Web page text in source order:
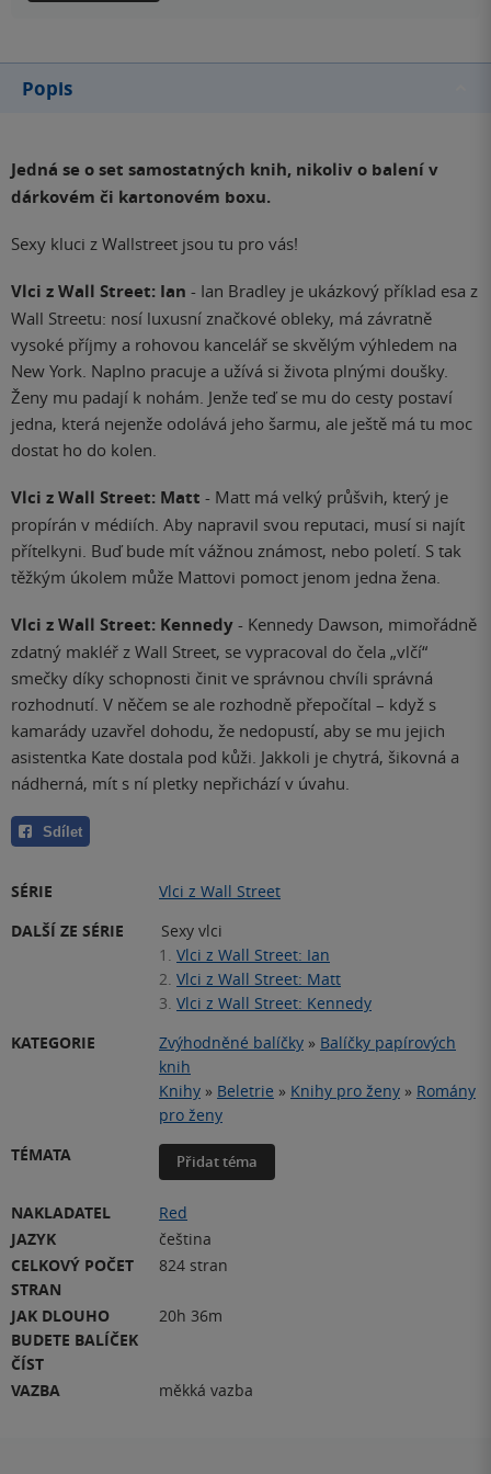
Popis
Jedná se o set samostatných knih, nikoliv o balení v
dárkovém či kartonovém boxu.
Sexy kluci z Wallstreet jsou tu pro vás!
Vlci z Wall Street: Ian - Ian Bradley je ukázkový příklad esa z
Wall Streetu: nosí luxusní značkové obleky, má závratně
vysoké příjmy a rohovou kancelář se skvělým výhledem na
New York. Naplno pracuje a užívá si života plnými doušky.
Ženy mu padají k nohám. Jenže teď se mu do cesty postaví
jedna, která nejenže odolává jeho šarmu, ale ještě má tu moc
dostat ho do kolen.
Vlci z Wall Street: Matt - Matt má velký průšvih, který je
propírán v médiích. Aby napravil svou reputaci, musí si najít
přítelkyni. Buď bude mít vážnou známost, nebo poletí. S tak
těžkým úkolem může Mattovi pomoct jenom jedna žena.
Vlci z Wall Street: Kennedy - Kennedy Dawson, mimořádně
zdatný makléř z Wall Street, se vypracoval do čela „vlčí“
smečky díky schopnosti činit ve správnou chvíli správná
rozhodnutí. V něčem se ale rozhodně přepočítal – když s
kamarády uzavřel dohodu, že nedopustí, aby se mu jejich
asistentka Kate dostala pod kůži. Jakkoli je chytrá, šikovná a
nádherná, mít s ní pletky nepřichází v úvahu.
Sdílet
SÉRIE
Vlci z Wall Street
DALŠÍ ZE SÉRIE
Sexy vlci
1. Vlci z Wall Street: Ian
2. Vlci z Wall Street: Matt
3. Vlci z Wall Street: Kennedy
KATEGORIE
Zvýhodněné balíčky » Balíčky papírových
knih
Knihy » Beletrie » Knihy pro ženy » Romány
pro ženy
TÉMATA
Přidat téma
NAKLADATEL
Red
JAZYK
čeština
CELKOVÝ POČET
STRAN
824 stran
JAK DLOUHO
BUDETE BALÍČEK
ČÍST
20h 36m
VAZBA měkká vazba